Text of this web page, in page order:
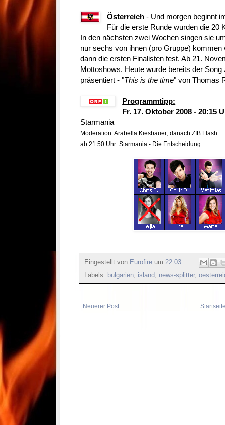
Österreich - Und morgen beginnt
Für die erste Runde wurden die 20
In den nächsten zwei Wochen singen sie
nur sechs von ihnen (pro Gruppe)
dann die ersten Finalisten fest. Ab 21.
Mottoshows. Heute wurde bereits der
präsentiert - "This is the time" von Thomas
Programmtipp:
Fr. 17. Oktober 2008 - 20:15
Starmania
Moderation: Arabella Kiesbauer; danach ZIB Flash
ab 21:50 Uhr: Starmania - Die Entscheidung
Eingestellt von Eurofire um 22:03
Labels: bulgarien, island, news-splitter,
Neuerer Post